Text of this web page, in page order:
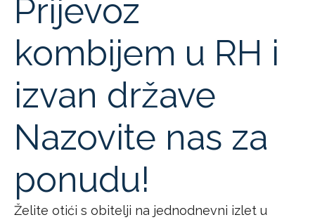
Prijevoz
kombijem u RH i
izvan države
Nazovite nas za
ponudu!
Želite otići s obitelji na jednodnevni izlet u